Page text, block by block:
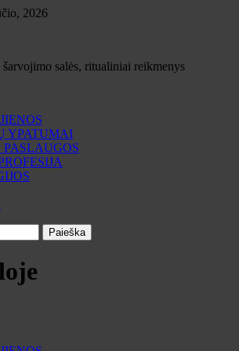
2026
salės, ritualiniai reikmenys
YPATUMAI